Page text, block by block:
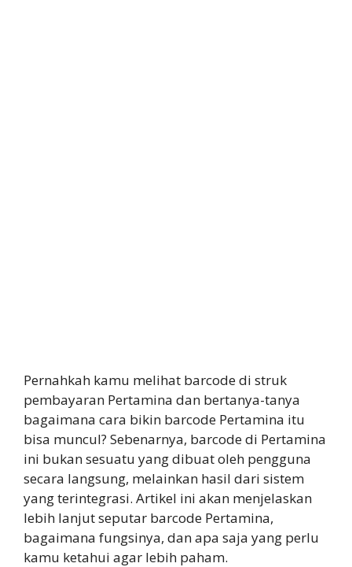
Pernahkah kamu melihat barcode di struk
pembayaran Pertamina dan bertanya-tanya
bagaimana cara bikin barcode Pertamina itu
bisa muncul? Sebenarnya, barcode di Pertamina
ini bukan sesuatu yang dibuat oleh pengguna
secara langsung, melainkan hasil dari sistem
yang terintegrasi. Artikel ini akan menjelaskan
lebih lanjut seputar barcode Pertamina,
bagaimana fungsinya, dan apa saja yang perlu
kamu ketahui agar lebih paham.